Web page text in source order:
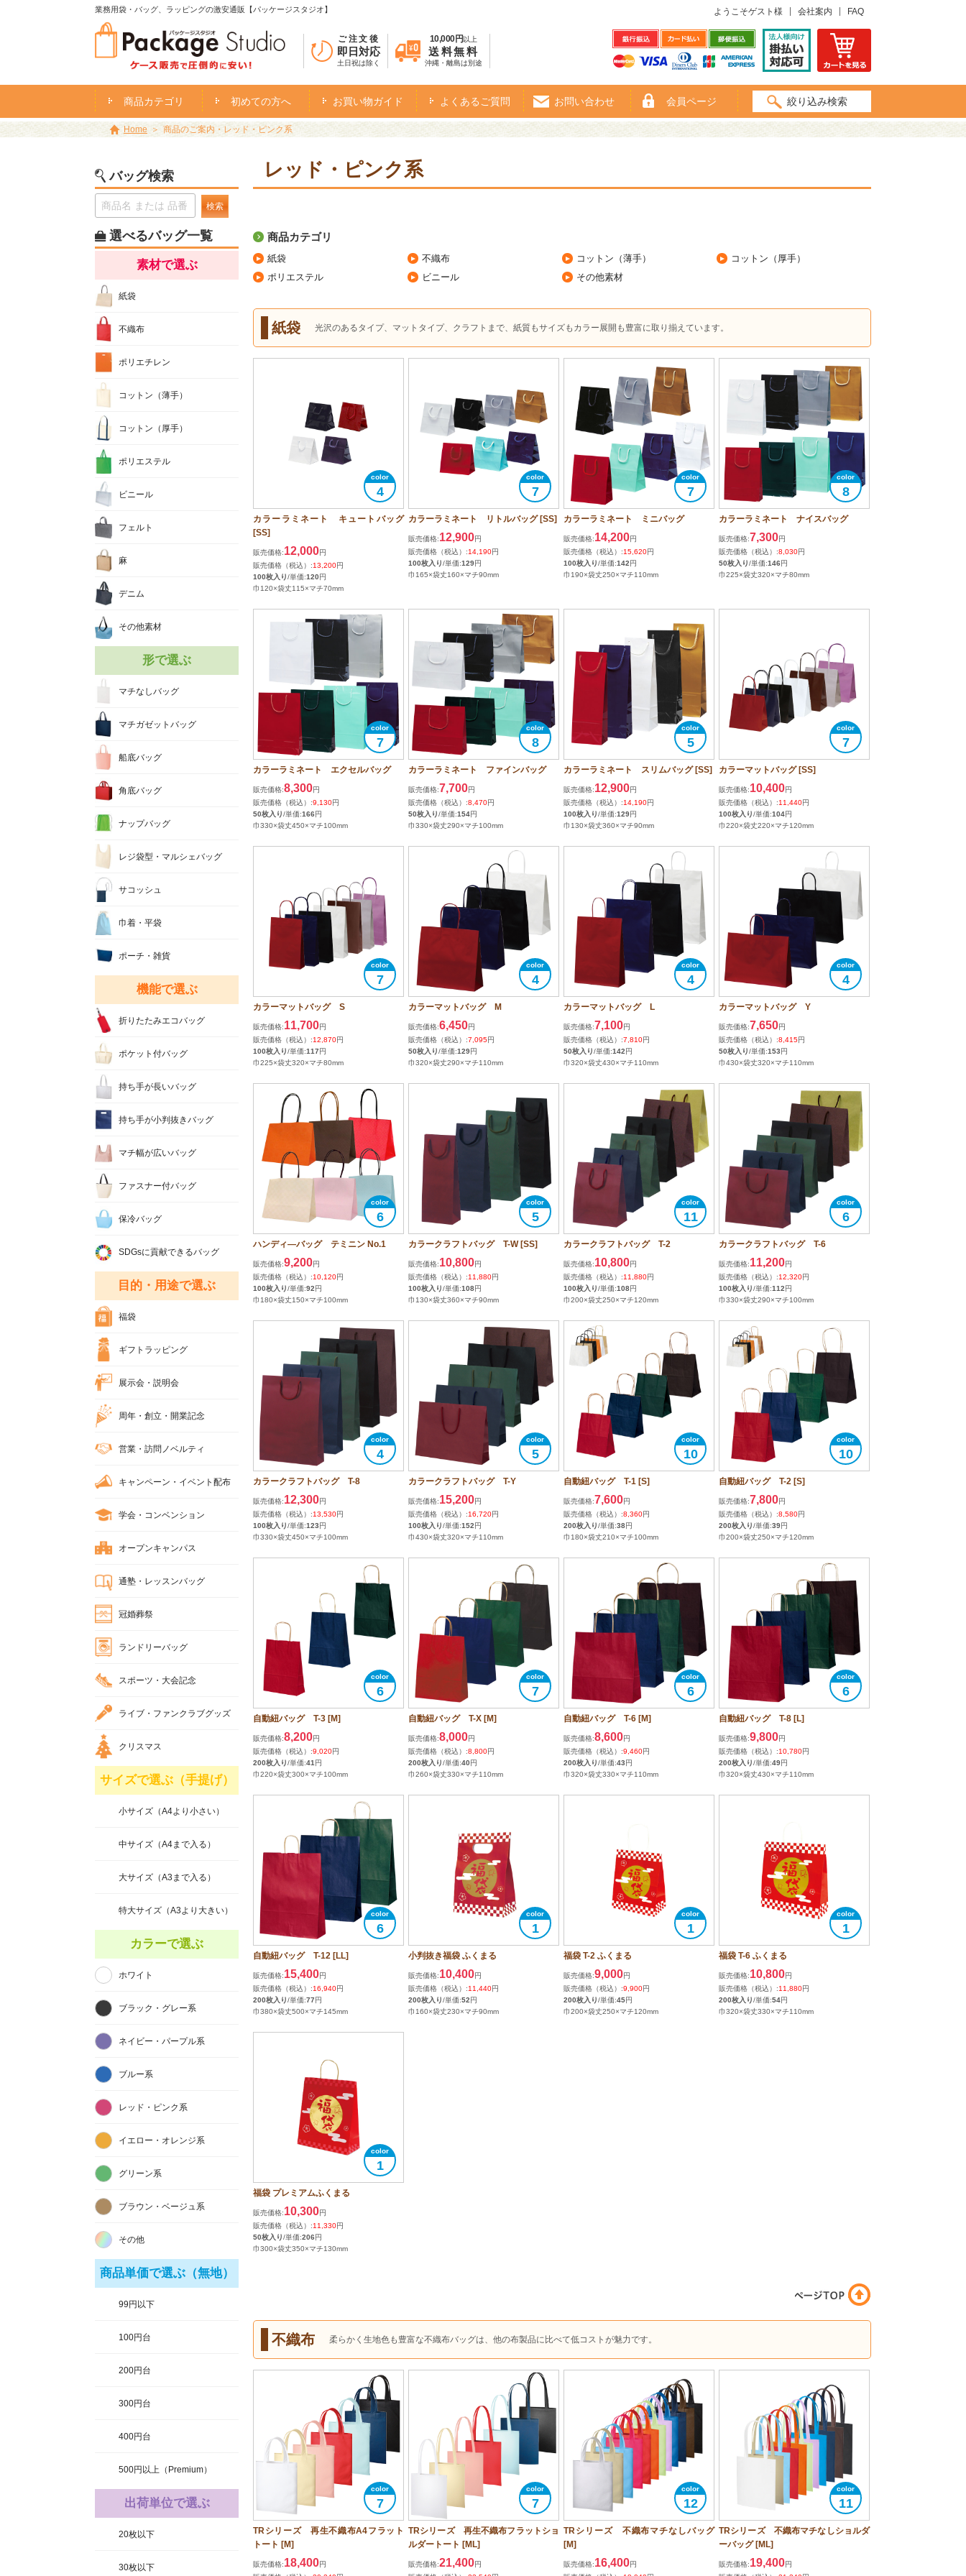
業務用袋・バッグ、ラッピングの激安通販【パッケージスタジオ】
ご注文後
即日対応
土日祝は除く
10,000円 以上
送料無料
沖縄・離島は別途
ようこそゲスト様 会社案内 FAQ
商品カテゴリ 初めての方へ お買い物ガイド よくあるご質問 お問い合わせ 会員ページ 絞り込み検索
Home 商品のご案内・レッド・ピンク系
レッド・ピンク系
商品カテゴリ
紙袋 不織布 コットン（薄手）
コットン（厚手）
ポリエステル
ビニール その他素材
紙袋 光沢のあるタイプ、マットタイプ、クラフトまで、紙質もサイズもカラー展開も豊富に取り揃えています。
4
カラーラミネート キュートバッグ
[SS]
販売価格:12,000円
販売価格（税込）:13,200円
100枚入り/単価:120円
巾120×袋丈115×マチ70mm
7
カラーラミネート リトルバッグ [SS]
販売価格:12,900円
販売価格（税込）:14,190円
100枚入り/単価:129円
巾165×袋丈160×マチ90mm
7
カラーラミネート ミニバッグ
販売価格:14,200円
販売価格（税込）:15,620円
100枚入り/単価:142円
巾190×袋丈250×マチ110mm
8
カラーラミネート ナイスバッグ
販売価格:7,300円
販売価格（税込）:8,030円
50枚入り/単価:146円
巾225×袋丈320×マチ80mm
7
カラーラミネート エクセルバッグ
販売価格:8,300円
販売価格（税込）:9,130円
50枚入り/単価:166円
巾330×袋丈450×マチ100mm
8
カラーラミネート ファインバッグ
販売価格:7,700円
販売価格（税込）:8,470円
50枚入り/単価:154円
巾330×袋丈290×マチ100mm
5
カラーラミネート スリムバッグ [SS]
販売価格:12,900円
販売価格（税込）:14,190円
100枚入り/単価:129円
巾130×袋丈360×マチ90mm
7
カラーマットバッグ [SS]
販売価格:10,400円
販売価格（税込）:11,440円
100枚入り/単価:104円
巾220×袋丈220×マチ120mm
7
カラーマットバッグ S
販売価格:11,700円
販売価格（税込）:12,870円
100枚入り/単価:117円
巾225×袋丈320×マチ80mm
4
カラーマットバッグ M
販売価格:6,450円
販売価格（税込）:7,095円
50枚入り/単価:129円
巾320×袋丈290×マチ110mm
4
カラーマットバッグ L
販売価格:7,100円
販売価格（税込）:7,810円
50枚入り/単価:142円
巾320×袋丈430×マチ110mm
4
カラーマットバッグ Y
販売価格:7,650円
販売価格（税込）:8,415円
50枚入り/単価:153円
巾430×袋丈320×マチ110mm
6
ハンディ―バッグ テミニン No.1
販売価格:9,200円
販売価格（税込）:10,120円
100枚入り/単価:92円
巾180×袋丈150×マチ100mm
5
カラークラフトバッグ T-W [SS]
販売価格:10,800円
販売価格（税込）:11,880円
100枚入り/単価:108円
巾130×袋丈360×マチ90mm
11
カラークラフトバッグ T-2
販売価格:10,800円
販売価格（税込）:11,880円
100枚入り/単価:108円
巾200×袋丈250×マチ120mm
6
カラークラフトバッグ T-6
販売価格:11,200円
販売価格（税込）:12,320円
100枚入り/単価:112円
巾330×袋丈290×マチ100mm
4
カラークラフトバッグ T-8
販売価格:12,300円
販売価格（税込）:13,530円
100枚入り/単価:123円
巾330×袋丈450×マチ100mm
5
カラークラフトバッグ T-Y
販売価格:15,200円
販売価格（税込）:16,720円
100枚入り/単価:152円
巾430×袋丈320×マチ110mm
10
自動紐バッグ T-1 [S]
販売価格:7,600円
販売価格（税込）:8,360円
200枚入り/単価:38円
巾180×袋丈210×マチ100mm
10
自動紐バッグ T-2 [S]
販売価格:7,800円
販売価格（税込）:8,580円
200枚入り/単価:39円
巾200×袋丈250×マチ120mm
6
自動紐バッグ T-3 [M]
販売価格:8,200円
販売価格（税込）:9,020円
200枚入り/単価:41 円
巾220×袋丈300×マチ100mm
7
自動紐バッグ T-X [M]
販売価格:8,000円
販売価格（税込）:8,800円
200枚入り/単価:40円
巾260×袋丈330×マチ110mm
6
自動紐バッグ T-6 [M]
販売価格:8,600円
販売価格（税込）:9,460円
200枚入り/単価:43円
巾320×袋丈330×マチ110mm
6
自動紐バッグ T-8 [L]
販売価格:9,800円
販売価格（税込）:10,780円
200枚入り/単価:49円
巾320×袋丈430×マチ110mm
6
自動紐バッグ T-12 [LL]
販売価格:15,400円
販売価格（税込）:16,940円
200枚入り/単価:77円
巾380×袋丈500×マチ145mm
1
小判抜き福袋 ふくまる
販売価格:10,400円
販売価格（税込）:11,440円
200枚入り/単価:52円
巾160×袋丈230×マチ90mm
1
福袋 T-2 ふくまる
販売価格:9,000円
販売価格（税込）:9,900円
200枚入り/単価:45円
巾200×袋丈250×マチ120mm
1
福袋 T-6 ふくまる
販売価格:10,800円
販売価格（税込）:11,880円
200枚入り/単価:54円
巾320×袋丈330×マチ110mm
1
福袋 プレミアムふくまる
販売価格:10,300円
販売価格（税込）:11,330円
50枚入り/単価:206円
巾300×袋丈350×マチ130mm
不織布 柔らかく生地色も豊富な不織布バッグは、他の布製品に比べて低コストが魅力です。
7
TRシリーズ 再生不織布A4フラット
トート [M]
販売価格:18,400円
7
TRシリーズ 再生不織布フラットショ
ルダートート [ML]
販売価格:21,400円
12
TRシリーズ 不織布マチなしバッグ
[M]
販売価格:16,400円
11
TRシリーズ 不織布マチなしショルダ
ーバッグ [ML]
販売価格:19,400円
バッグ検索
検索
選べるバッグ一覧
素材で選ぶ
紙袋
不織布
ポリエチレン
コットン（薄手）
コットン（厚手）
ポリエステル
ビニール
フェルト
麻
デニム
その他素材
形で選ぶ
マチなしバッグ
マチガゼットバッグ
船底バッグ
角底バッグ
ナップバッグ
レジ袋型・マルシェバッグ
サコッシュ
巾着・平袋
ポーチ・雑貨
機能で選ぶ
折りたたみエコバッグ
ポケット付バッグ
持ち手が長いバッグ
持ち手が小判抜きバッグ
マチ幅が広いバッグ
ファスナー付バッグ
保冷バッグ
SDGsに貢献できるバッグ
目的・用途で選ぶ
福袋
ギフトラッピング
展示会・説明会
周年・創立・開業記念
営業・訪問ノベルティ
キャンペーン・イベント配布
学会・コンベンション
オープンキャンパス
通塾・レッスンバッグ
冠婚葬祭
ランドリーバッグ
スポーツ・大会記念
ライブ・ファンクラブグッズ
クリスマス
サイズで選ぶ（手提げ）
小サイズ（A4より小さい）
中サイズ（A4まで入る）
大サイズ（A3まで入る）
特大サイズ（A3より大きい）
カラーで選ぶ
ホワイト
ブラック・グレー系
ネイビー・パープル系
ブルー系
レッド・ピンク系
イエロー・オレンジ系
グリーン系
ブラウン・ベージュ系
その他
商品単価で選ぶ（無地）
99円以下
100円台
200円台
300円台
400円台
500円以上（Premium）
出荷単位で選ぶ
20枚以下
30枚以下